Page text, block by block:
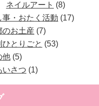
ネイルアート
8
事・おたく活動
17
のお土産 7
ひとりごと
53
他 5
いさつ
1